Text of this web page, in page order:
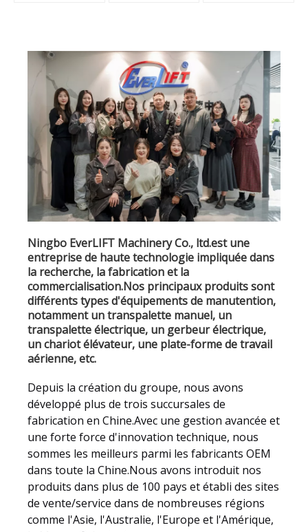
Ningbo EverLIFT Machinery Co., ltd.est une
entreprise de haute technologie impliquée dans
la recherche, la fabrication et la
commercialisation.Nos principaux produits sont
différents types d'équipements de manutention,
notamment un transpalette manuel, un
transpalette électrique, un gerbeur électrique,
un chariot élévateur, une plate-forme de travail
aérienne, etc.
Depuis la création du groupe, nous avons
développé plus de trois succursales de
fabrication en Chine.Avec une gestion avancée et
une forte force d'innovation technique, nous
sommes les meilleurs parmi les fabricants OEM
dans toute la Chine.Nous avons introduit nos
produits dans plus de 100 pays et établi des sites
de vente/service dans de nombreuses régions
comme l'Asie, l'Australie, l'Europe et l'Amérique,